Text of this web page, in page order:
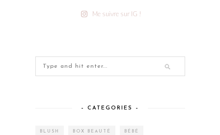
Me suivre sur IG !
– CATEGORIES –
BLUSH BOX BEAUTÉ BÉBÉ